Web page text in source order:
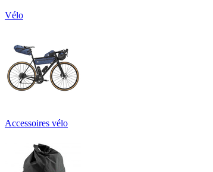
Vélo
Accessoires vélo